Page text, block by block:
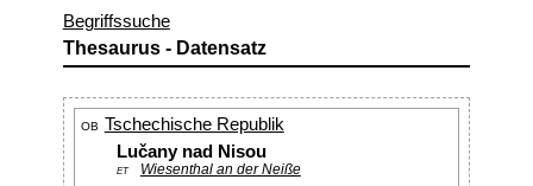
Begriffssuche
Thesaurus - Datensatz
OB Tschechische Republik
Lučany nad Nisou
ET Wiesenthal an der Neiße